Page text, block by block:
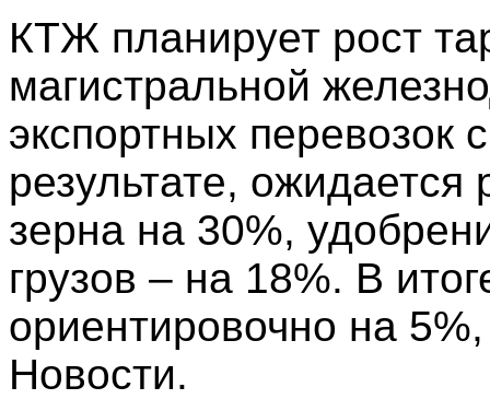
КТЖ планирует рост
магистральной
экспортных перевозок
результате,
зерна на 30%,
грузов – на 18%. В
ориентировочно на
Новости.